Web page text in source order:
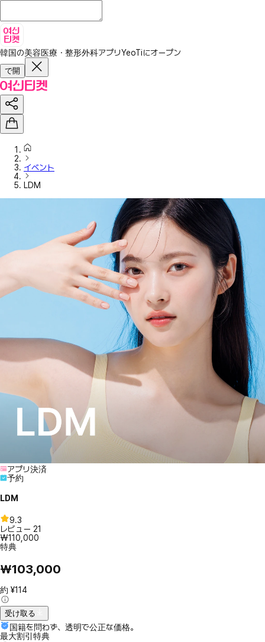
韓国の美容医療・整形外科アプリYeoTiにオープン
で開
イベント
LDM
アプリ決済
予約
LDM
9.3
レビュー 21
₩110,000
特典
₩103,000
約 ¥114
受け取る
国籍を問わず、透明で公正な価格。
最大割引特典